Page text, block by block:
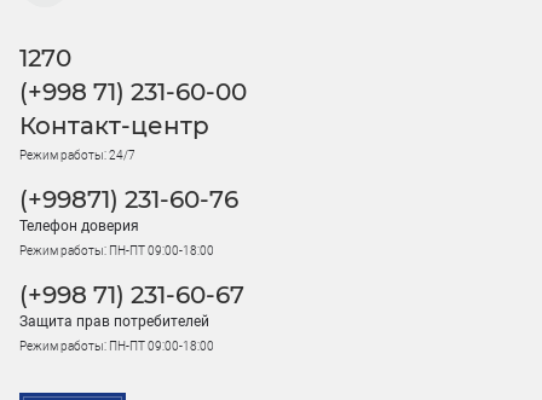
1270
(+998 71) 231-60-00
Контакт-центр
Режим работы: 24/7
(+99871) 231-60-76
Телефон доверия
Режим работы: ПН-ПТ 09:00-18:00
(+998 71) 231-60-67
Защита прав потребителей
Режим работы: ПН-ПТ 09:00-18:00